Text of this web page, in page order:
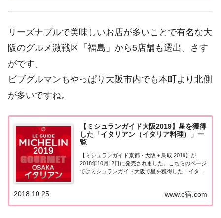
リーズナブルで美味しいお店が多いことで有名な大
阪のグルメ激戦区「福島」から5店舗も選出。さす
がです。
ビブグルマンもやっぱり大阪市内でも本町より北側
が多いですね。
【ミシュランガイド大阪2019】星を獲得
した「イタリアン（イタリア料理）」一
覧
【ミシュランガイド京都・大阪＋鳥取 2019】が
2018年10月12日に発売されました。こちらのページ
ではミシュランガイド大阪で星を獲得した「イタリ
理」「ミシュランガイド大阪2019...www.e宿.com
2018.10.25